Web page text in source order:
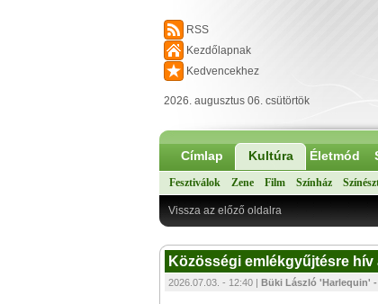
RSS
Kezdőlapnak
Kedvencekhez
2026. augusztus 06. csütörtök
Címlap Kultúra Életmód
Fesztiválok Zene Film Színház
Vissza az előző oldalra
Közösségi emlékgyűjtésre hív
2026.07.03. - 12:40 | Büki László 'Harlequin'